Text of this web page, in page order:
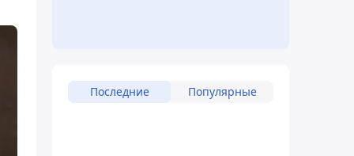
Последние Популярные